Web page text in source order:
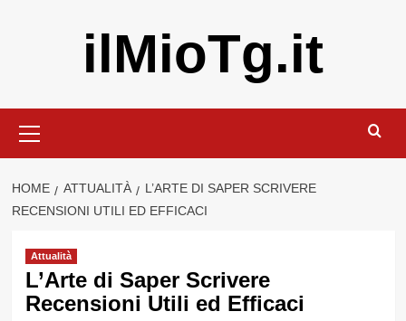
ilMioTg.it
principale
HOME ATTUALITÀ
L’ARTE DI SAPER SCRIVERE
RECENSIONI UTILI ED EFFICACI
Attualità
L’Arte di Saper Scrivere
Recensioni Utili ed Efficaci